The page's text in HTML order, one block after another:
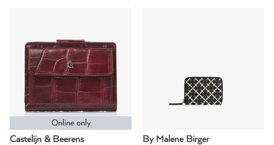
Online only
Castelijn & Beerens
By Malene Birger